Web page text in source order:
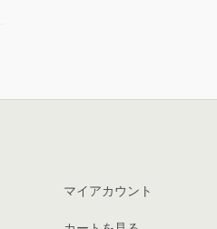
マイアカウント